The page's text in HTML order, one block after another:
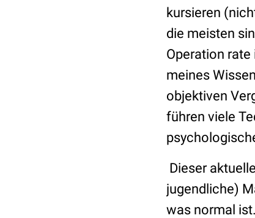
kursieren
die meisten
Operation
meines
objektiven
führen viele
Dieser
jugendliche)
was normal